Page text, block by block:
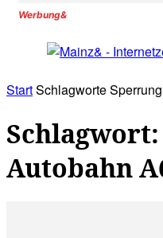
Werbung&
StartSchlagworte
Autobahn